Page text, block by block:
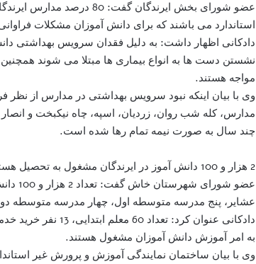
عضو شورای بخش ایرندگان
استاندارد می باشند که برای دانش آموزان مشکلات
دادکانی اظهار داشت: به دلیل فقدان سرویس بهداشتی
نشستن دست ها به انواع بیماری ها مبتلا می شوند
مواجه هستند.
وی با بیان اینکه نبود سرویس بهداشتی در مدارس از
مدارس، کله شب روان، زردیان، اسپه، چاه نیکبخت و
چند سال به صورت نیمه تمام رها شده است.
2 هزار و 100 دانش آموز در ایرندگان مشغول به تحصیل هستند
عشایر، پنج مدرسه متوسطه اول، چهار مدرسه متوسطه
دادکانی عنوان کرد:
به امر آموزش دانش آموزان مشغول هستند.
وی با بیان ساختمان نمایندگی آموزش و پرورش غیر